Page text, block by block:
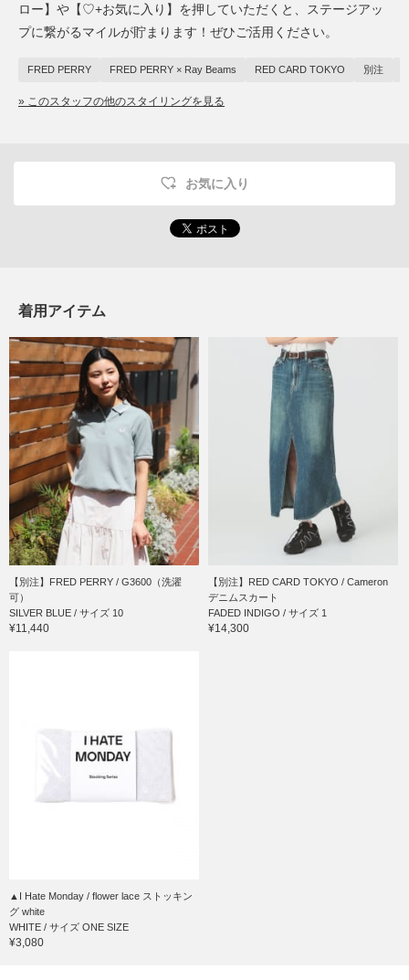
ロー】や【♡+お気に入り】を押していただくと、ステージアッ
プに繋がるマイルが貯まります！ぜひご活用ください。
FRED PERRY FRED PERRY × Ray Beams RED CARD TOKYO 別注
» このスタッフの他のスタイリングを見る
お気に入り
着用アイテム
【別注】FRED PERRY / G3600（洗濯
可）
SILVER BLUE / サイズ 10
¥11,440
【別注】RED CARD TOKYO / Cameron
デニムスカート
FADED INDIGO / サイズ 1
¥14,300
▲I Hate Monday / flower lace ストッキン
グ white
WHITE / サイズ ONE SIZE
¥3,080